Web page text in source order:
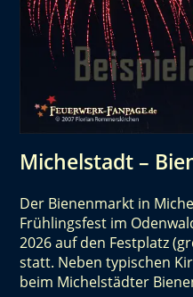
Michelstadt –
Der Bienenmarkt in
Frühlingsfest im
2026 auf den Festplatz
statt. Neben typischen
beim Michelstädter